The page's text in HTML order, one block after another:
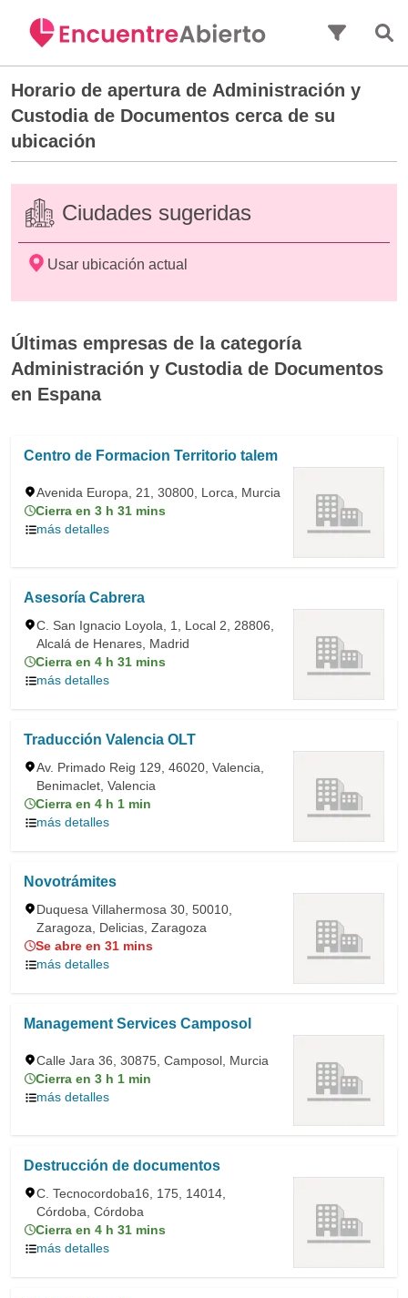
Horario de apertura de Administración y
Custodia de Documentos cerca de su
ubicación
Ciudades sugeridas
Usar ubicación actual
Últimas empresas de la categoría
Administración y Custodia de Documentos
en Espana
Centro de Formacion Territorio talem
Avenida Europa, 21, 30800, Lorca, Murcia
Cierra en 3 h 31 mins
más detalles
Asesoría Cabrera
C. San Ignacio Loyola, 1, Local 2, 28806,
Alcalá de Henares, Madrid
Cierra en 4 h 31 mins
más detalles
Traducción Valencia OLT
Av. Primado Reig 129, 46020, Valencia,
Benimaclet, Valencia
Cierra en 4 h 1 min
más detalles
Novotrámites
Duquesa Villahermosa 30, 50010,
Zaragoza, Delicias, Zaragoza
Se abre en 31 mins
más detalles
Management Services Camposol
Calle Jara 36, 30875, Camposol, Murcia
Cierra en 3 h 1 min
más detalles
Destrucción de documentos
C. Tecnocordoba16, 175, 14014,
Córdoba, Córdoba
Cierra en 4 h 31 mins
más detalles